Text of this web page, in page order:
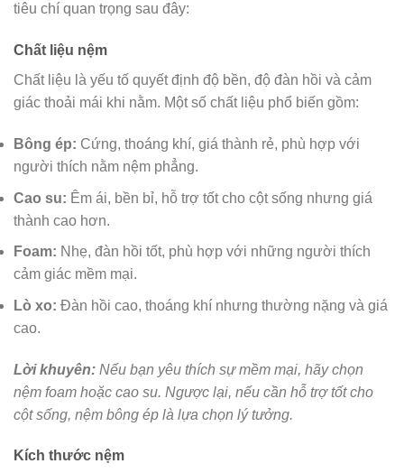
tiêu chí quan trọng sau đây:
Chất liệu nệm
Chất liệu là yếu tố quyết định độ bền, độ đàn hồi và cảm
giác thoải mái khi nằm. Một số chất liệu phổ biến gồm:
Bông ép: Cứng, thoáng khí, giá thành rẻ, phù hợp với
người thích nằm nệm phẳng.
Cao su: Êm ái, bền bỉ, hỗ trợ tốt cho cột sống nhưng giá
thành cao hơn.
Foam: Nhẹ, đàn hồi tốt, phù hợp với những người thích
cảm giác mềm mại.
Lò xo: Đàn hồi cao, thoáng khí nhưng thường nặng và giá
cao.
Lời khuyên: Nếu bạn yêu thích sự mềm mại, hãy chọn
nệm foam hoặc cao su. Ngược lại, nếu cần hỗ trợ tốt cho
cột sống, nệm bông ép là lựa chọn lý tưởng.
Kích thước nệm